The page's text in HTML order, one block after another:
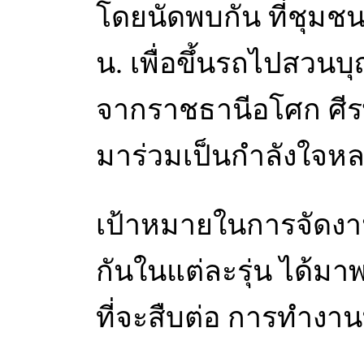
โดยนัดพบกัน ที่ชุมช
น. เพื่อขึ้นรถไปสวน
จากราชธานีอโศก ศี
มาร่วมเป็นกำลังใจห
เป้าหมายในการจัดง
กันในแต่ละรุ่น ได้มา
ที่จะสืบต่อ การทำงา